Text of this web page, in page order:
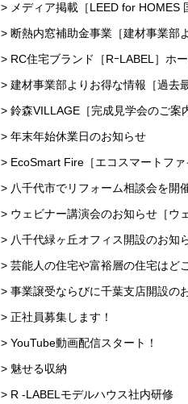
> メディア掲載［LEED for HOMES
> 断熱内窓補助金事業［建材事業部
> RC住宅ブランド［RｰLABEL］ホ
> 建材事業部よりお得な情報［過去
> 鈴森VILLAGE［完成見学会のご案
> 年末年始休業日のお知らせ
> EcoSmart Fire［エコスマートフ
> 八千代市でリフォーム相談会を開
> ウェビナー講演会のお知らせ［ウ
> 八千代緑ヶ丘オフィス開設のお知
> 芸能人の住宅や富裕層の住宅はど
> 事業譲受ならびに千葉支店開設の
> 正社員募集します！
> YouTube動画配信スタート！
> 魅せる収納
> R -LABELモデルハウス社内研修